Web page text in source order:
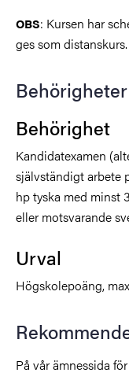
OBS: Kursen har
ges som distanskurs.
Behörighet
Kandidatexamen
självständigt arbete
hp tyska med minst
eller motsvarande
Urval
Högskolepoäng,
På vår ämnessida